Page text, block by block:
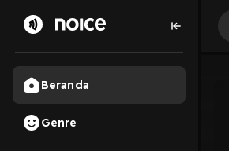
Beranda
Genre